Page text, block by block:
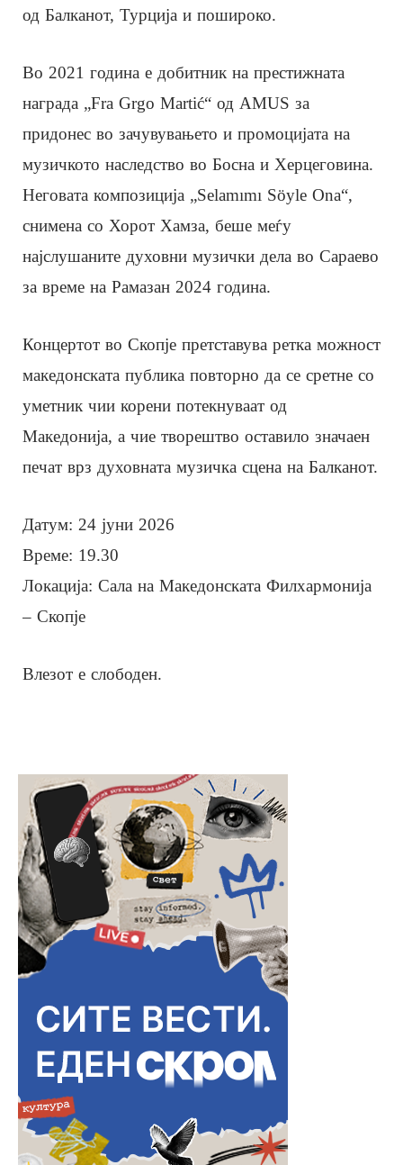
од Балканот, Турција и пошироко.
Во 2021 година е добитник на престижната
награда „Fra Grgo Martić“ од AMUS за
придонес во зачувувањето и промоцијата на
музичкото наследство во Босна и Херцеговина.
Неговата композиција „Selamımı Söyle Ona“,
снимена со Хорот Хамза, беше меѓу
најслушаните духовни музички дела во Сараево
за време на Рамазан 2024 година.
Концертот во Скопје претставува ретка можност
македонската публика повторно да се сретне со
уметник чии корени потекнуваат од
Македонија, а чие творештво оставило значаен
печат врз духовната музичка сцена на Балканот.
Датум: 24 јуни 2026
Време: 19.30
Локација: Сала на Македонската Филхармонија
– Скопје
Влезот е слободен.